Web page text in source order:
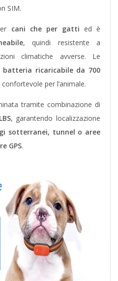
SIM.
cani che per gatti ed è
, quindi resistente a
climatiche avverse. Le
batteria ricaricabile da 700
per l’animale.
tramite combinazione di
, garantendo localizzazione
sotterranei, tunnel o aree
GPS.